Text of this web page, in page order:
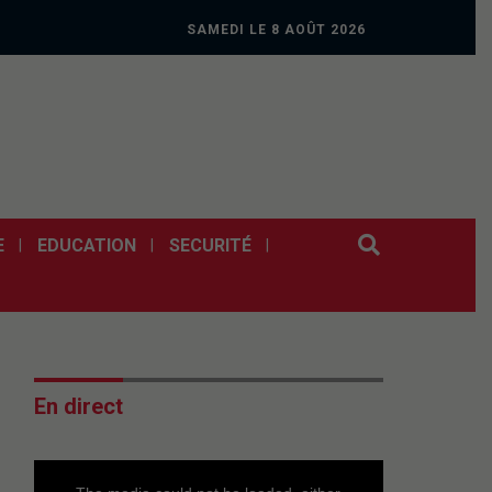
SAMEDI LE 8 AOÛT 2026
EDUCATION SECURITÉ
En direct